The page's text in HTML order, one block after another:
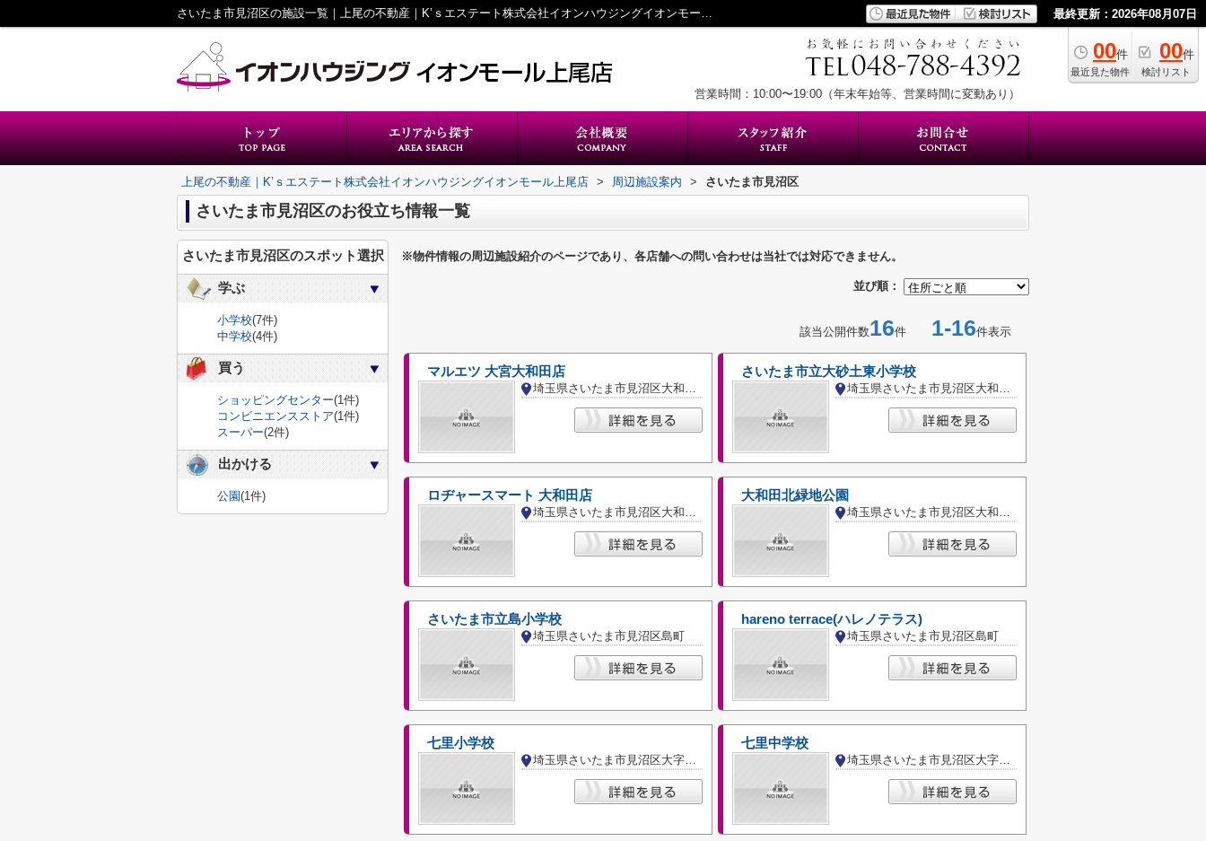
さいたま市見沼区の施設一覧｜上尾の不動産｜K’ｓエステート株式会社イオンハウジングイオンモール上尾店 最終更新：2026年08月07日
00件
最近見た物件
00件
検討リスト
営業時間：10:00〜19:00（年末年始等、営業時間に変動あり）
上尾の不動産｜K’ｓエステート株式会社イオンハウジングイオンモール上尾店 > 周辺施設案内 > さいたま市見沼区
さいたま市見沼区のお役立ち情報一覧
※物件情報の周辺施設紹介のページであり、各店舗への問い合わせは当社では対応できません。
並び順：
該当公開件数16件 1-16件表示
マルエツ 大宮大和田店
埼玉県さいたま市見沼区大和田町１丁目
さいたま市立大砂土東小学校
埼玉県さいたま市見沼区大和田町２丁目
ロヂャースマート 大和田店
埼玉県さいたま市見沼区大和田町２丁目
大和田北緑地公園
埼玉県さいたま市見沼区大和田町２丁目
さいたま市立島小学校
埼玉県さいたま市見沼区島町
hareno terrace(ハレノテラス)
埼玉県さいたま市見沼区島町
七里小学校
埼玉県さいたま市見沼区大字新堤
七里中学校
埼玉県さいたま市見沼区大字新堤
さいたま市見沼区のスポット選択
学ぶ
小学校(7件)
中学校(4件)
買う
ショッピングセンター(1件)
コンビニエンスストア(1件)
スーパー(2件)
出かける
公園(1件)